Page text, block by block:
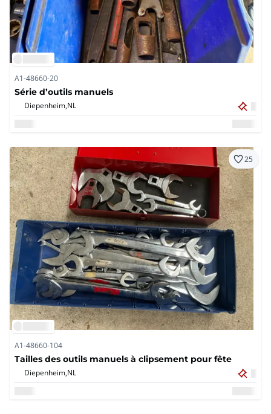
A1-48660-20
Série d’outils manuels
Diepenheim,NL
25
A1-48660-104
Tailles des outils manuels à clipsement pour fête
Diepenheim,NL